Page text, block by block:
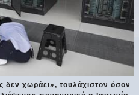
δεν χωράει», τουλάχιστον όσον